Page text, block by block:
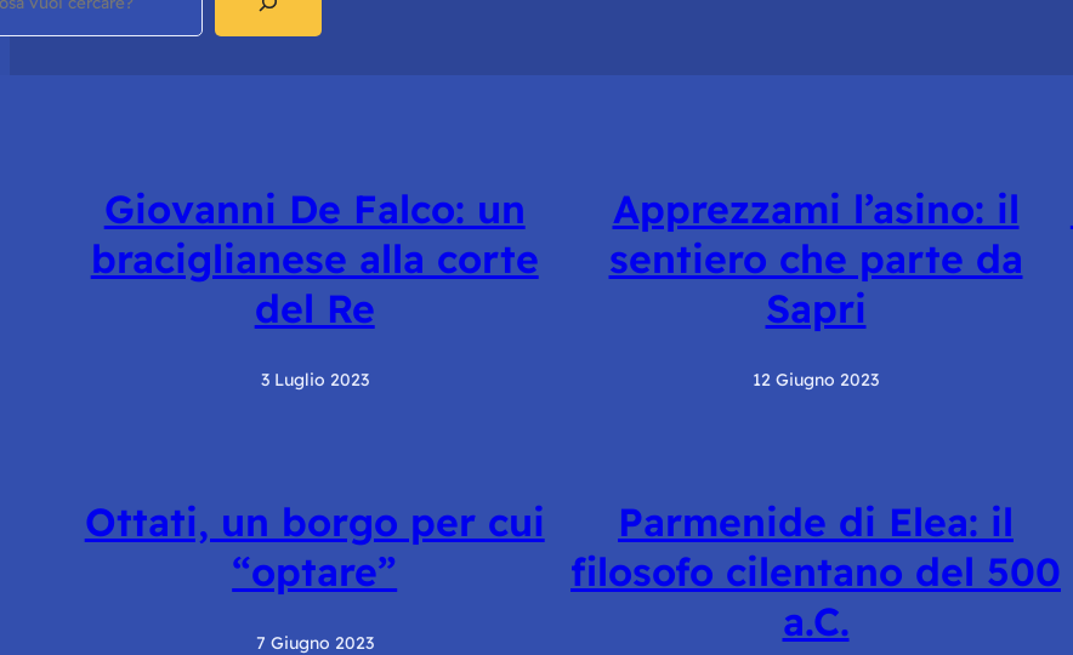
Giovanni De Falco: un
braciglianese alla corte
del Re
3 Luglio 2023
Apprezzami l’asino: il
sentiero che parte da
Sapri
12 Giugno 2023
Ottati, un borgo per cui
“optare”
7 Giugno 2023
Parmenide di Elea: il
filosofo cilentano del 500
a.C.